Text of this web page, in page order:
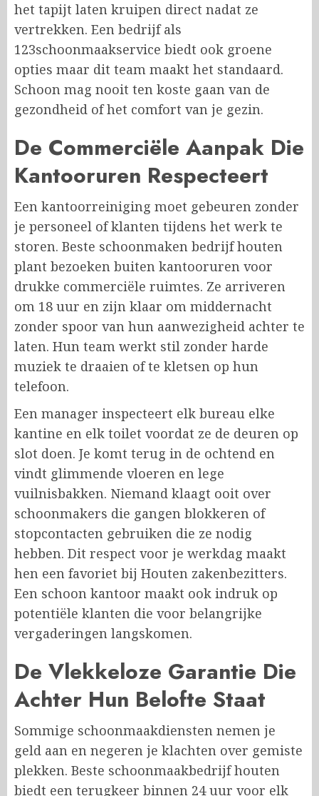
het tapijt laten kruipen direct nadat ze
vertrekken. Een bedrijf als
123schoonmaakservice biedt ook groene
opties maar dit team maakt het standaard.
Schoon mag nooit ten koste gaan van de
gezondheid of het comfort van je gezin.
De Commerciële Aanpak Die
Kantooruren Respecteert
Een kantoorreiniging moet gebeuren zonder
je personeel of klanten tijdens het werk te
storen. Beste schoonmaken bedrijf houten
plant bezoeken buiten kantooruren voor
drukke commerciële ruimtes. Ze arriveren
om 18 uur en zijn klaar om middernacht
zonder spoor van hun aanwezigheid achter te
laten. Hun team werkt stil zonder harde
muziek te draaien of te kletsen op hun
telefoon.
Een manager inspecteert elk bureau elke
kantine en elk toilet voordat ze de deuren op
slot doen. Je komt terug in de ochtend en
vindt glimmende vloeren en lege
vuilnisbakken. Niemand klaagt ooit over
schoonmakers die gangen blokkeren of
stopcontacten gebruiken die ze nodig
hebben. Dit respect voor je werkdag maakt
hen een favoriet bij Houten zakenbezitters.
Een schoon kantoor maakt ook indruk op
potentiële klanten die voor belangrijke
vergaderingen langskomen.
De Vlekkeloze Garantie Die
Achter Hun Belofte Staat
Sommige schoonmaakdiensten nemen je
geld aan en negeren je klachten over gemiste
plekken. Beste schoonmaakbedrijf houten
biedt een terugkeer binnen 24 uur voor elk